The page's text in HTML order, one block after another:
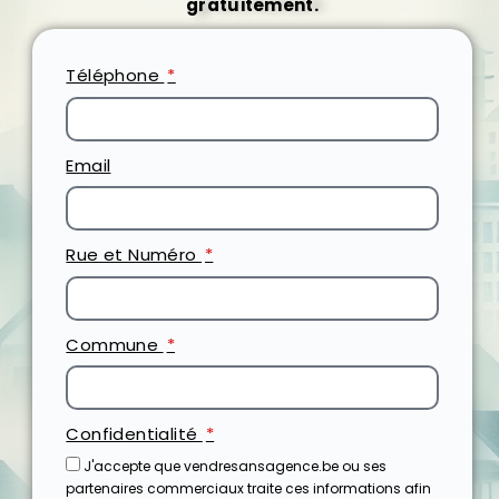
gratuitement.
Téléphone
Email
Rue et Numéro
Commune
Confidentialité
J'accepte que vendresansagence.be ou ses
partenaires commerciaux traite ces informations afin